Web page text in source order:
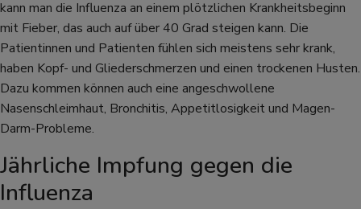
kann man die Influenza an einem plötzlichen Krankheitsbeginn
mit Fieber, das auch auf über 40 Grad steigen kann. Die
Patientinnen und Patienten fühlen sich meistens sehr krank,
haben Kopf- und Gliederschmerzen und einen trockenen Husten.
Dazu kommen können auch eine angeschwollene
Nasenschleimhaut, Bronchitis, Appetitlosigkeit und Magen-
Darm-Probleme.
Jährliche Impfung gegen die
Influenza